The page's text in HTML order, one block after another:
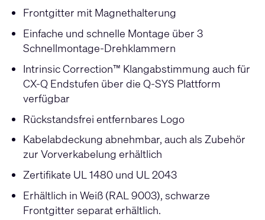
Frontgitter mit Magnethalterung
Einfache und schnelle Montage über 3
Schnellmontage-Drehklammern
Intrinsic Correction™ Klangabstimmung auch für
CX-Q Endstufen über die Q-SYS Plattform
verfügbar
Rückstandsfrei entfernbares Logo
Kabelabdeckung abnehmbar, auch als Zubehör
zur Vorverkabelung erhältlich
Zertifikate UL 1480 und UL 2043
Erhältlich in Weiß (RAL 9003), schwarze
Frontgitter separat erhältlich.